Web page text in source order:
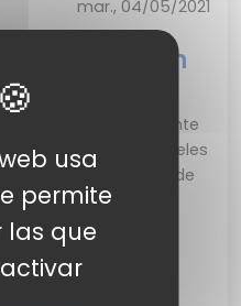
mar., 04/05/2021
en
definitivamente
Han alcanzado niveles
fotografía y calidad de
usa
permite
que